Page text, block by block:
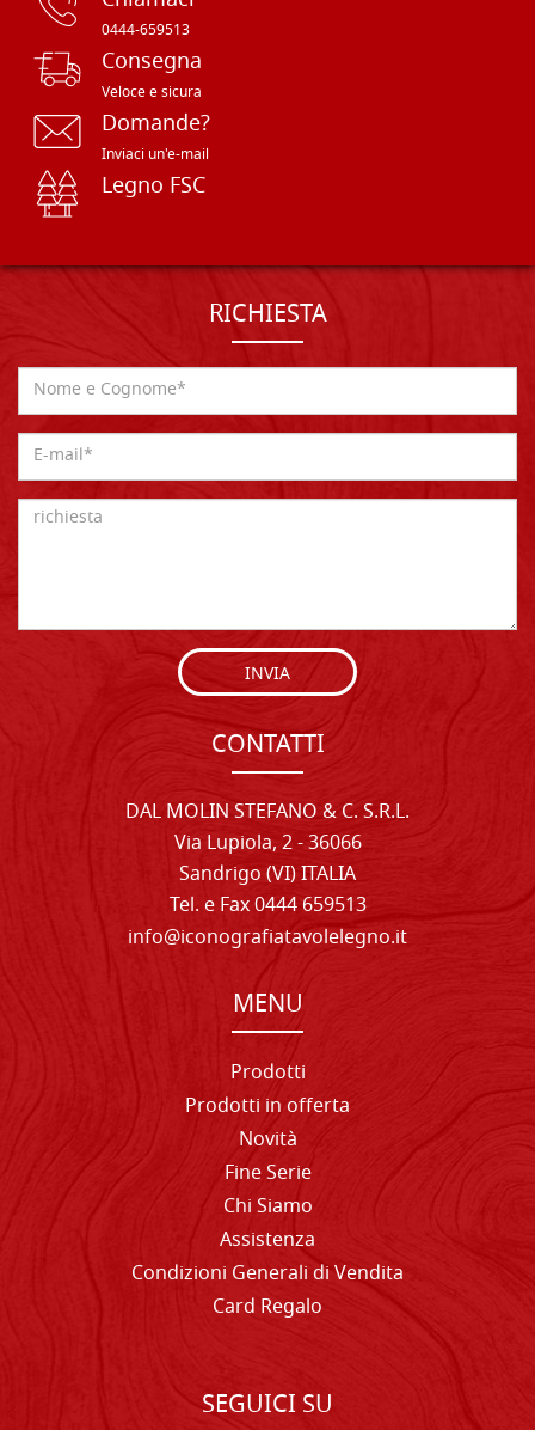
0444-659513
Consegna
Veloce e sicura
Domande?
Inviaci un'e-mail
Legno FSC
RICHIESTA
INVIA
CONTATTI
DAL MOLIN STEFANO & C. S.R.L.
Via Lupiola, 2 - 36066
Sandrigo (VI) ITALIA
Tel. e Fax 0444 659513
info@iconografiatavolelegno.it
MENU
Prodotti
Prodotti in offerta
Novità
Fine Serie
Chi Siamo
Assistenza
Condizioni Generali di Vendita
Card Regalo
SEGUICI SU